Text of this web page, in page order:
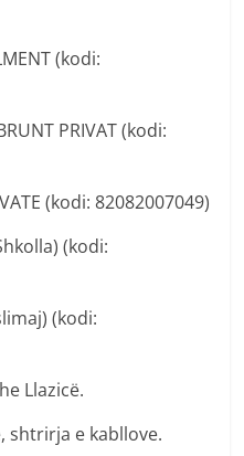
(kodi:
PRIVAT (kodi:
(kodi: 82082007049)
(kodi:
(kodi:
Llazicë.
shtrirja e kabllove.